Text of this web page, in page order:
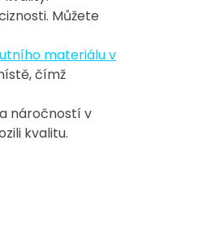
Můžete
materiálu v
čímž
náročností v
kvalitu.